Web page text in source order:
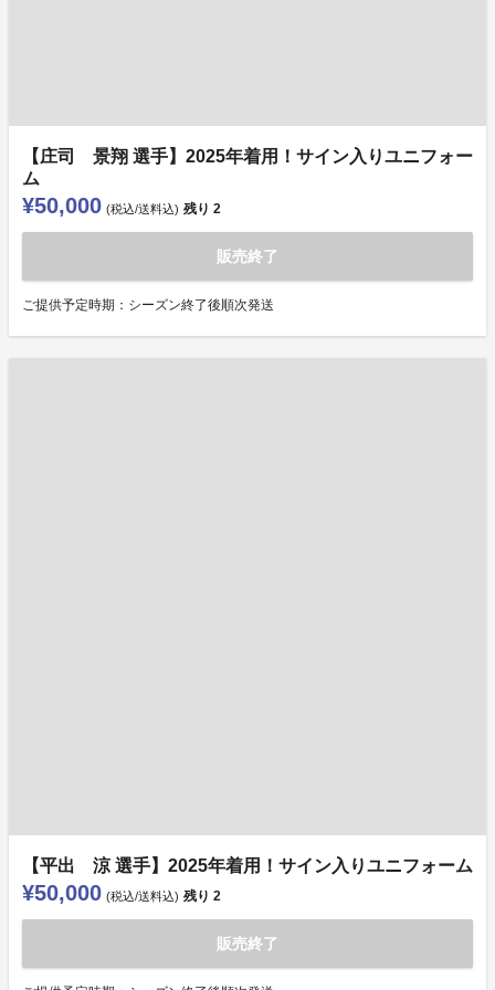
【庄司 景翔 選手】2025年着用！サイン入りユニフォー
ム
¥50,000 (税込/送料込) 残り 2
販売終了
ご提供予定時期：シーズン終了後順次発送
【平出 涼 選手】2025年着用！サイン入りユニフォーム
¥50,000 (税込/送料込) 残り 2
販売終了